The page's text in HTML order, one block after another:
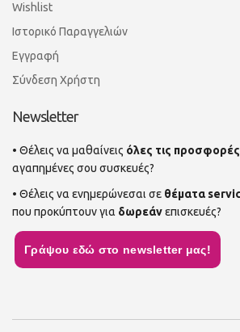
Wishlist
Ιστορικό Παραγγελιών
Εγγραφή
Σύνδεση Χρήστη
Newsletter
• Θέλεις να μαθαίνεις όλες τις προσφορές
αγαπημένες σου συσκευές?
• Θέλεις να ενημερώνεσαι σε θέματα
που προκύπτουν για δωρεάνεπισκευές?
Γράψου εδώ στο newsletter μας!